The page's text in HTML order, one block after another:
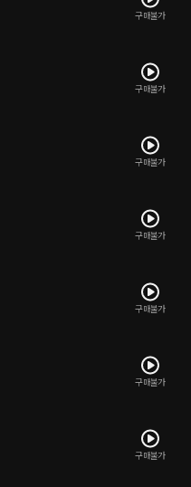
구매불가
구매불가
구매불가
구매불가
구매불가
구매불가
구매불가